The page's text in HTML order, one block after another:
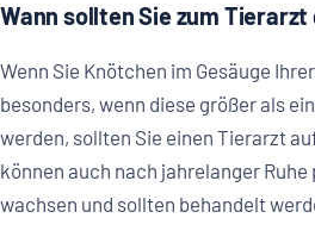
Wann sollten Sie zum Tierarzt
Wenn Sie Knötchen im Gesäuge
besonders, wenn diese größer als
werden, sollten Sie einen Tierarzt
können auch nach jahrelanger
wachsen und sollten behandelt